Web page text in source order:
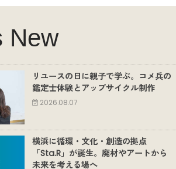
New
リユースの日に親子で学ぶ。コメ兵の
鑑定士体験とアップサイクル制作
2026.08.07
横浜に循環・文化・創造の拠点
「Sta.R」が誕生。廃材やアートから
未来を考える場へ